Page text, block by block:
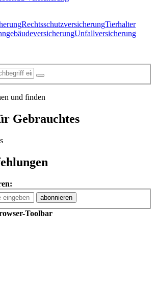
RechtsschutzversicherungTierhalter
Unfallversicherung
und finden
Gebrauchtes
abonnieren
Toolbar